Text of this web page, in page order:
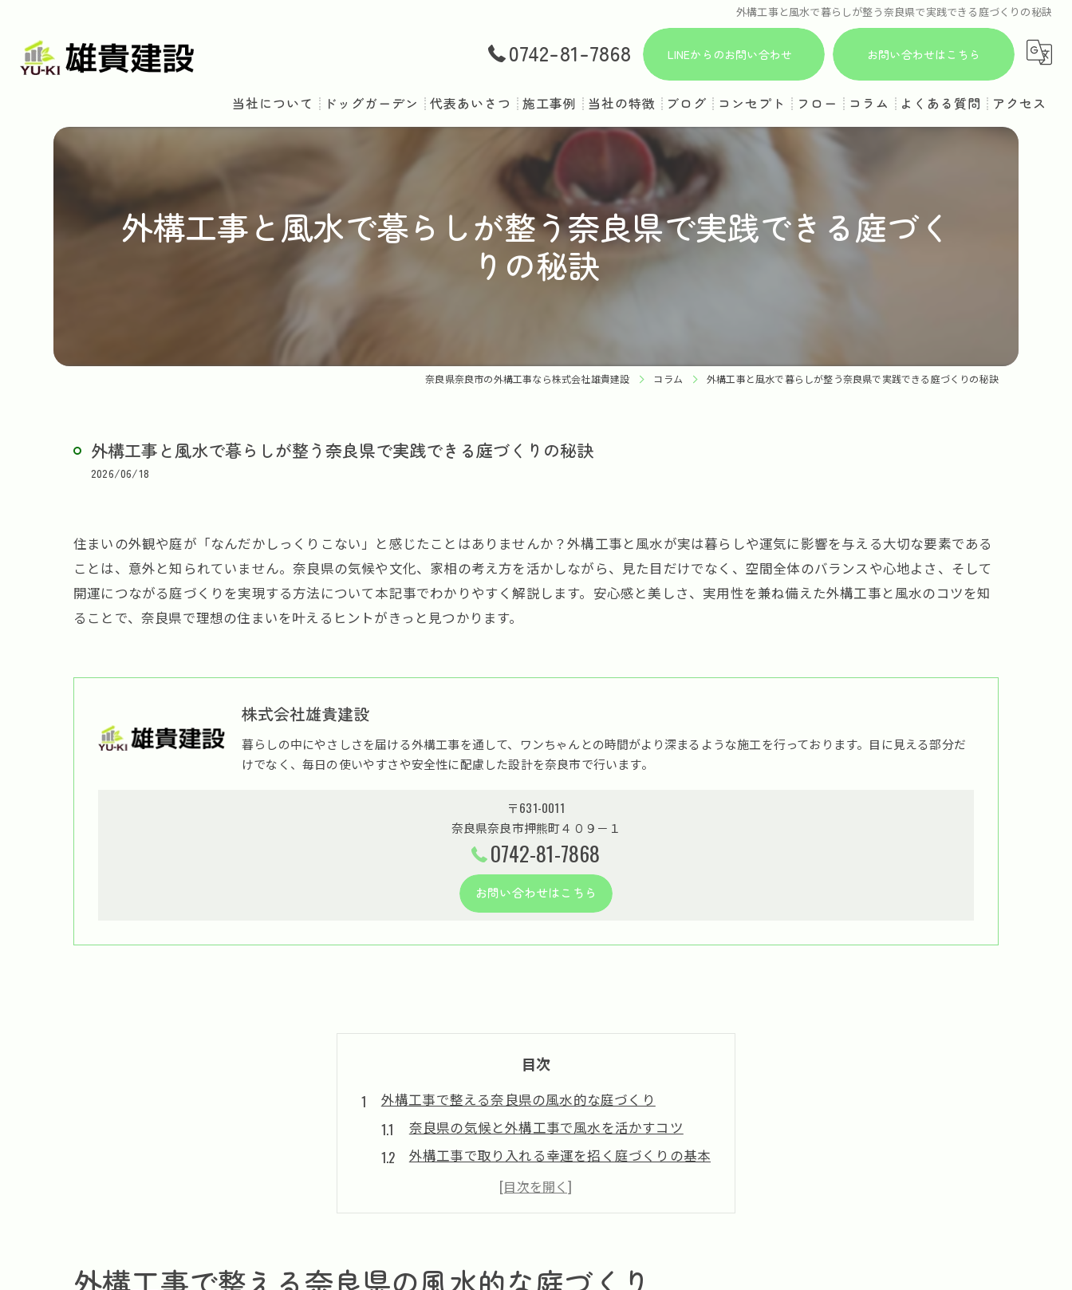
外構工事と風水で暮らしが整う奈良県で実践できる庭づくりの秘訣
0742-81-7868 LINEからのお問い合わせ お問い合わせはこちら
ドッグガーデン
当社について 代表あいさつ 施工事例 当社の特徴
ドッグラン
ペット対応
ドッグスペース
ブログ コンセプト フロー コラム よくある質問 アクセス
外構工事と風水で暮らしが整う奈良県で実践できる庭づく
りの秘訣
奈良県奈良市の外構工事なら株式会社雄貴建設 コラム 外構工事と風水で暮らしが整う奈良県で実践できる庭づくりの秘訣
外構工事と風水で暮らしが整う奈良県で実践できる庭づくりの秘訣
2026/06/18
住まいの外観や庭が「なんだかしっくりこない」と感じたことはありませんか？外構工事と風水が実は暮らしや運気に影響を与える大切な要素である
ことは、意外と知られていません。奈良県の気候や文化、家相の考え方を活かしながら、見た目だけでなく、空間全体のバランスや心地よさ、そして
開運につながる庭づくりを実現する方法について本記事でわかりやすく解説します。安心感と美しさ、実用性を兼ね備えた外構工事と風水のコツを知
ることで、奈良県で理想の住まいを叶えるヒントがきっと見つかります。
株式会社雄貴建設
暮らしの中にやさしさを届ける外構工事を通して、ワンちゃんとの時間がより深まるような施工を行っております。目に見える部分だ
けでなく、毎日の使いやすさや安全性に配慮した設計を奈良市で行います。
〒631-0011
奈良県奈良市押熊町４０９－１
0742-81-7868
お問い合わせはこちら
目次
外構工事で整える奈良県の風水的な庭づくり
奈良県の気候と外構工事で風水を活かすコツ
外構工事で取り入れる幸運を招く庭づくりの基本
奈良県の外構工事は風水とデザインで決まる
外構工事と風水で心地よい空間を実現する方法
暮らしを変える外構工事と風水の取り入れ方
外構工事で整える奈良県の風水的な庭づくり